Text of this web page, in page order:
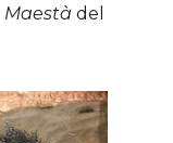
Maestà del